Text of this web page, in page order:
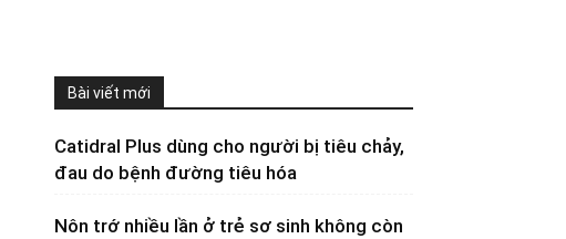
Bài viết mới
Catidral Plus dùng cho người bị tiêu chảy,
đau do bệnh đường tiêu hóa
Nôn trớ nhiều lần ở trẻ sơ sinh không còn